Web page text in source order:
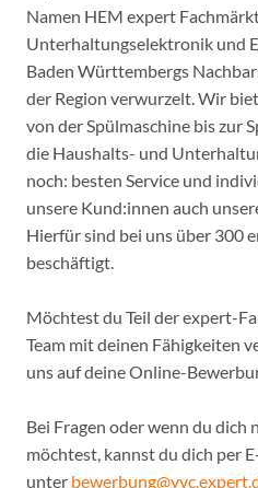
Namen HEM expert
Unterhaltungselektronik und
Baden Württembergs
der Region verwurzelt. Wir
von der Spülmaschine bis zur
die Haushalts- und
noch: besten Service und
unsere Kund:innen auch
Hierfür sind bei uns über 300
beschäftigt.
Möchtest du Teil der expert-
Team mit deinen Fähigkeiten
uns auf deine Online-
Bei Fragen oder wenn du dich
möchtest, kannst du dich per
unter